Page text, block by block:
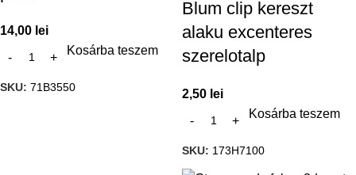
14,00 lei
Kosárba teszem
SKU: 71B3550
Blum clip kereszt
alaku excenteres
szerelotalp
2,50 lei
Kosárba teszem
SKU: 173H7100